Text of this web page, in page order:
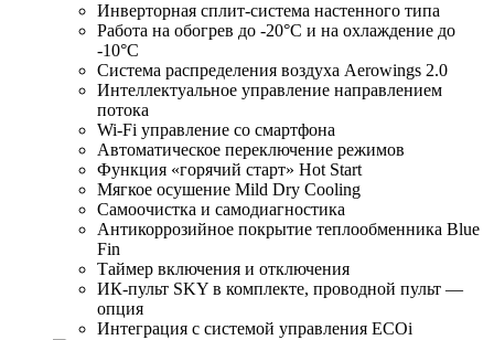
Инверторная сплит-система настенного типа
Работа на обогрев до -20°C и на охлаждение до
-10°C
Система распределения воздуха Aerowings 2.0
Интеллектуальное управление направлением
потока
Wi-Fi управление со смартфона
Автоматическое переключение режимов
Функция «горячий старт» Hot Start
Мягкое осушение Mild Dry Cooling
Самоочистка и самодиагностика
Антикоррозийное покрытие теплообменника Blue
Fin
Таймер включения и отключения
ИК-пульт SKY в комплекте, проводной пульт —
опция
Интеграция с системой управления ECOi